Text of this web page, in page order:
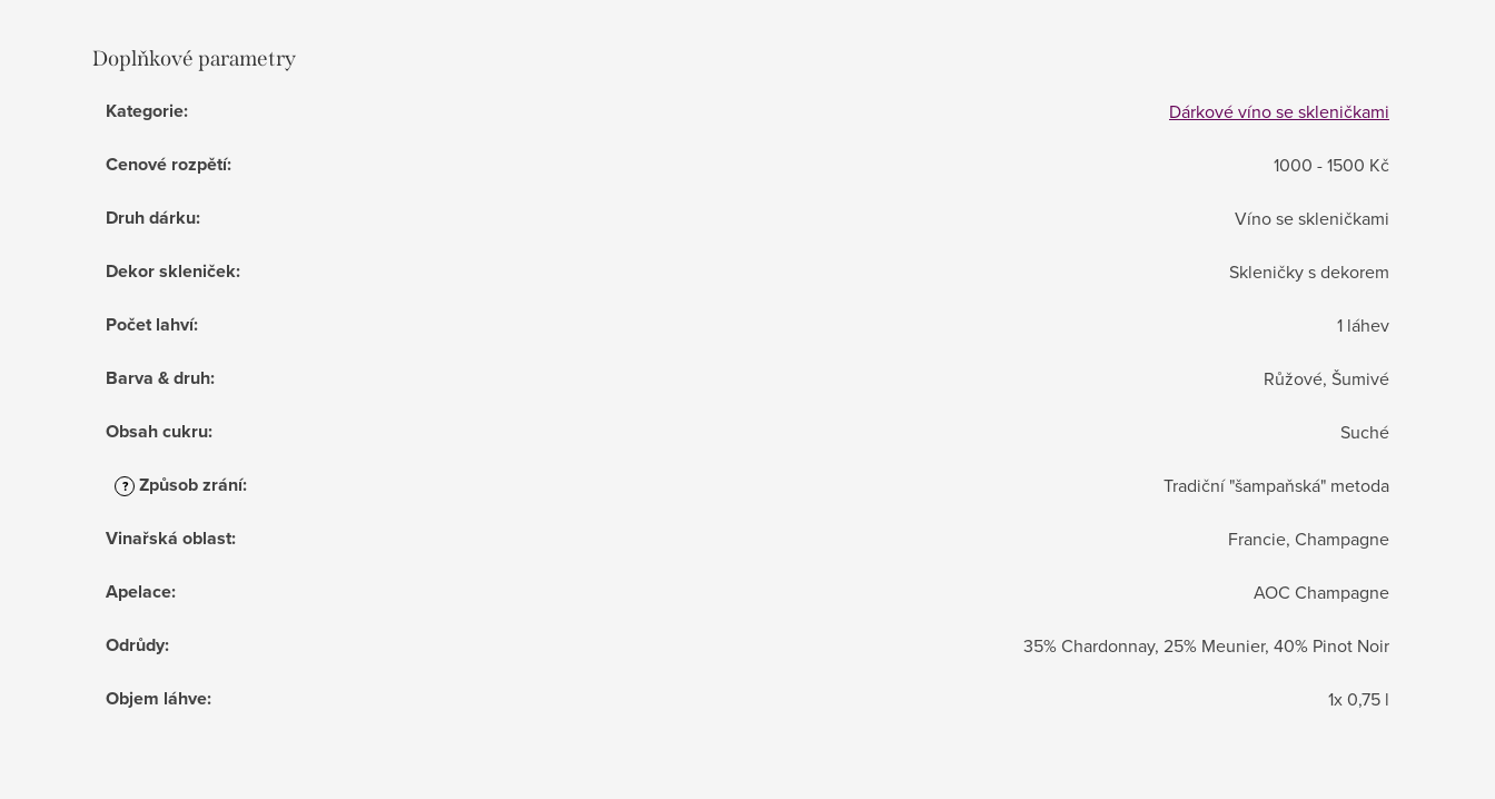
Doplňkové parametry
Kategorie: Dárkové víno se skleničkami
Cenové rozpětí: 1000 - 1500 Kč
Druh dárku: Víno se skleničkami
Dekor skleniček: Skleničky s dekorem
Počet lahví: 1 láhev
Barva & druh: Růžové, Šumivé
Obsah cukru: Suché
? Způsob zrání: Tradiční "šampaňská" metoda
Vinařská oblast: Francie, Champagne
Apelace: AOC Champagne
Odrůdy: 35% Chardonnay, 25% Meunier, 40% Pinot Noir
Objem láhve: 1x 0,75 l